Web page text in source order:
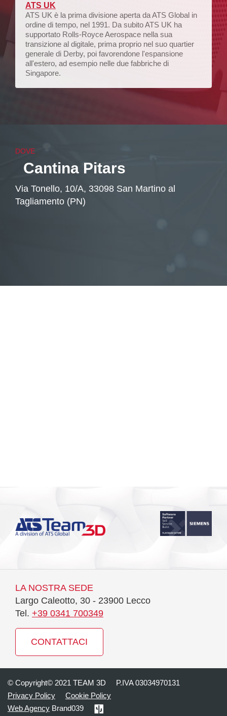
ATS UK
ATS UK è la prima divisione aperta da ATS Global in
ordine di tempo, nel 1991. Da subito ATS UK ha
supportato Rolls-Royce Aerospace nella sua
transizione al digitale, prima proprio nel suo quartier
generale di Derby, poi favorendone l'espansione
all'estero, ad esempio nelle due fabbriche di
Singapore.
DOVE
Cantina Pitars
Via Tonello, 10/A, 33098 San Martino al
Tagliamento (PN)
LA NOSTRA SEDE
Largo Caleotto, 30 - 23900 Lecco
Tel. +39 0341 700349
CONTATTACI
© Copyright© 2021 TEAM 3D
P.IVA 03034970131
Privacy Policy
Cookie Policy
Web Agency Brand039